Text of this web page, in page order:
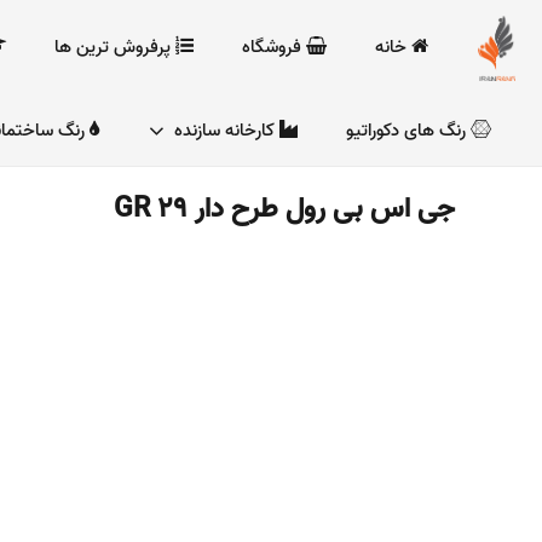
خانه فروشگاه پرفروش ترین ها
رنگ های دکوراتیو کارخانه سازنده رنگ
جی اس بی رول طرح دار GR 29